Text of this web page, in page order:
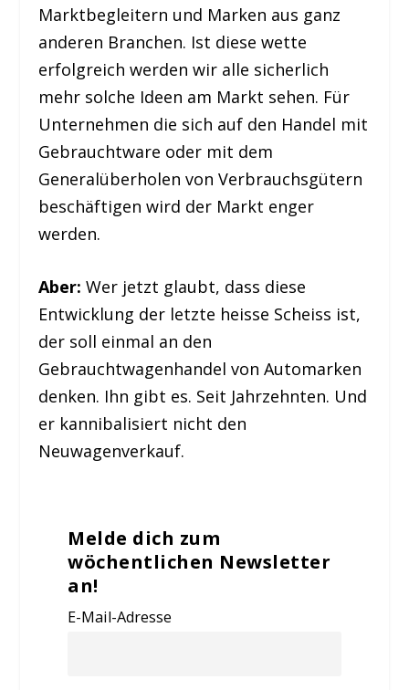
Marktbegleitern und Marken aus ganz
anderen Branchen. Ist diese wette
erfolgreich werden wir alle sicherlich
mehr solche Ideen am Markt sehen. Für
Unternehmen die sich auf den Handel mit
Gebrauchtware oder mit dem
Generalüberholen von Verbrauchsgütern
beschäftigen wird der Markt enger
werden.
Aber: Wer jetzt glaubt, dass diese
Entwicklung der letzte heisse Scheiss ist,
der soll einmal an den
Gebrauchtwagenhandel von Automarken
denken. Ihn gibt es. Seit Jahrzehnten. Und
er kannibalisiert nicht den
Neuwagenverkauf.
Melde dich zum
wöchentlichen Newsletter
an!
E-Mail-Adresse